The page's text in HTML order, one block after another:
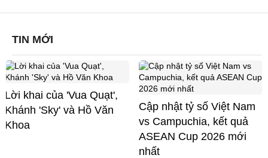
TIN MỚI
Lời khai của 'Vua Quạt',
Khánh 'Sky' và Hồ Văn
Khoa
Cập nhật tỷ số Việt Nam
vs Campuchia, kết quả
ASEAN Cup 2026 mới
nhất